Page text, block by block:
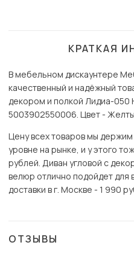
КРАТКАЯ
В мебельном дискаунтере
качественный и надёжный
декором и полкой Лидиа-050
5003902550006. Цвет -
Цену всех товаров мы
уровне на рынке, и у этого
рублей. Диван угловой с
велюр отлично подойдет для
доставки в г. Москве - 1 990
ОТЗЫВЫ